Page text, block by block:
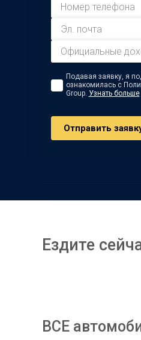
Подавая заявку, я
ознакомилась с
Group. Узнать больше
Oтправить
Ездите
ВСЕ